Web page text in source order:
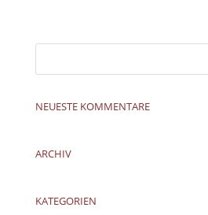
NEUESTE KOMMENTARE
ARCHIV
KATEGORIEN